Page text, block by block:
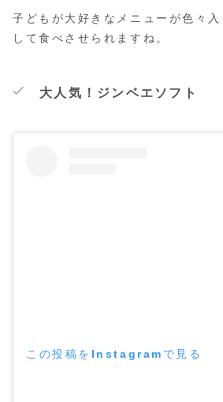
子どもが大好きなメニューが色々
して食べさせられますね。
大人気！ジンベエソフト
この投稿をInstagramで見る